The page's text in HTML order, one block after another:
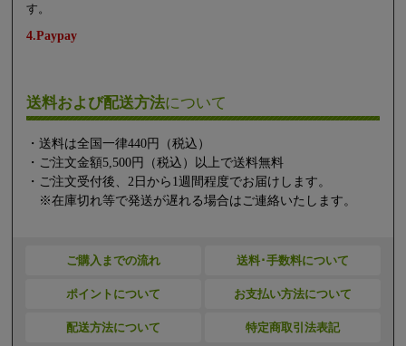
す。
4.Paypay
送料および配送方法について
・送料は全国一律440円（税込）
・ご注文金額5,500円（税込）以上で送料無料
・ご注文受付後、2日から1週間程度でお届けします。
※在庫切れ等で発送が遅れる場合はご連絡いたします。
ご購入までの流れ 送料･手数料について
ポイントについて お支払い方法について
配送方法について 特定商取引法表記